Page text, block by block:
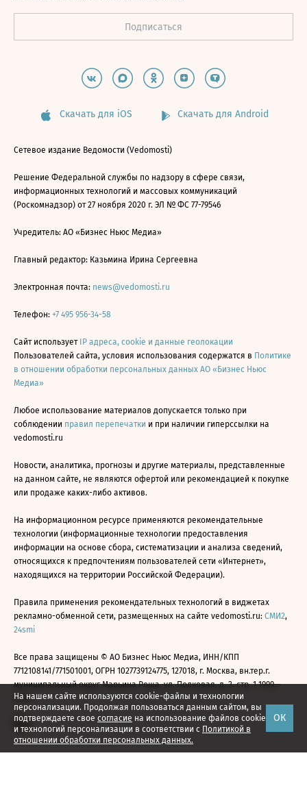
На нашем сайте используются cookie-файлы и технологии
персонализации. Продолжая пользоваться данным сайтом, вы
подтверждаете свое согласие на использование файлов cookie
и технологий персонализации в соответствии с Политикой в
отношении обработки персональных данных.
ОК
Скачать для iOS Скачать для Android
Сетевое издание Ведомости (Vedomosti)
Решение Федеральной службы по надзору в сфере связи,
информационных технологий и массовых коммуникаций
(Роскомнадзор) от 27 ноября 2020 г. ЭЛ № ФС 77-79546
Учредитель: АО «Бизнес Ньюс Медиа»
Главный редактор: Казьмина Ирина Сергеевна
Электронная почта: news@vedomosti.ru
Телефон: +7 495 956-34-58
Сайт использует IP адреса, cookie и данные геолокации
Пользователей сайта, условия использования содержатся в Политике
в отношении обработки персональных данных АО «Бизнес Ньюс
Медиа»
Любое использование материалов допускается только при
соблюдении правил перепечатки и при наличии гиперссылки на
vedomosti.ru
Новости, аналитика, прогнозы и другие материалы, представленные
на данном сайте, не являются офертой или рекомендацией к покупке
или продаже каких-либо активов.
На информационном ресурсе применяются рекомендательные
технологии (информационные технологии предоставления
информации на основе сбора, систематизации и анализа сведений,
относящихся к предпочтениям пользователей сети «Интернет»,
находящихся на территории Российской Федерации).
Правила применения рекомендательных технологий в виджетах
рекламно-обменной сети, размещенных на сайте vedomosti.ru: СМИ2,
24smi
Все права защищены © АО Бизнес Ньюс Медиа, ИНН/КПП
7712108141/771501001, ОГРН 1027739124775, 127018, г. Москва, вн.тер.г.
муниципальный округ Марьина Роща, ул. Полковая, д. 3, стр. 1 1999—
2026